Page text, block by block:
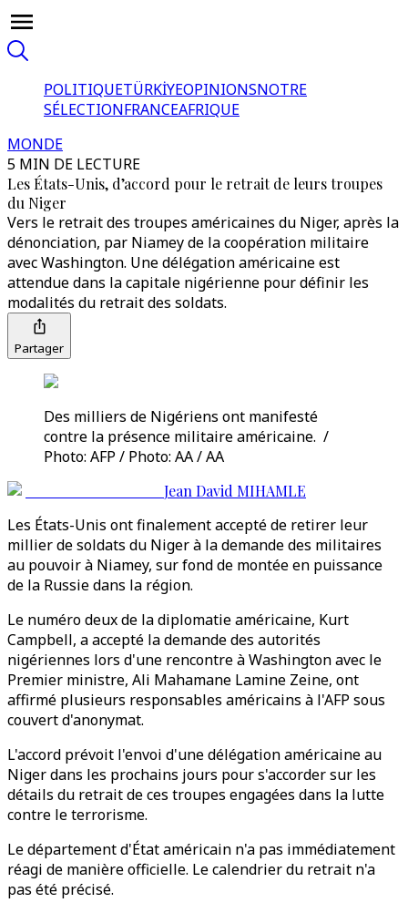
POLITIQUETÜRKİYEOPINIONSNOTRE
SÉLECTIONFRANCEAFRIQUE
MONDE
5 MIN DE LECTURE
Les États-Unis, d’accord pour le retrait de leurs troupes
du Niger
Vers le retrait des troupes américaines du Niger, après la
dénonciation, par Niamey de la coopération militaire
avec Washington. Une délégation américaine est
attendue dans la capitale nigérienne pour définir les
modalités du retrait des soldats.
Partager
Des milliers de Nigériens ont manifesté
contre la présence militaire américaine. /
Photo: AFP / Photo: AA / AA
Jean David MIHAMLE
Les États-Unis ont finalement accepté de retirer leur
millier de soldats du Niger à la demande des militaires
au pouvoir à Niamey, sur fond de montée en puissance
de la Russie dans la région.
Le numéro deux de la diplomatie américaine, Kurt
Campbell, a accepté la demande des autorités
nigériennes lors d'une rencontre à Washington avec le
Premier ministre, Ali Mahamane Lamine Zeine, ont
affirmé plusieurs responsables américains à l'AFP sous
couvert d'anonymat.
L'accord prévoit l'envoi d'une délégation américaine au
Niger dans les prochains jours pour s'accorder sur les
détails du retrait de ces troupes engagées dans la lutte
contre le terrorisme.
Le département d'État américain n'a pas immédiatement
réagi de manière officielle. Le calendrier du retrait n'a
pas été précisé.